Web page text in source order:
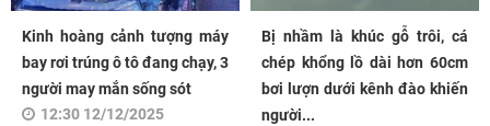
Kinh hoàng cảnh tượng máy
bay rơi trúng ô tô đang chạy, 3
người may mắn sống sót
12:30 12/12/2025
Bị nhầm là khúc gỗ trôi, cá
chép khổng lồ dài hơn 60cm
bơi lượn dưới kênh đào khiến
người...